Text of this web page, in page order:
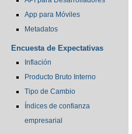
App para Móviles
Metadatos
Encuesta de Expectativas
Inflación
Producto Bruto Interno
Tipo de Cambio
Índices de confianza
empresarial